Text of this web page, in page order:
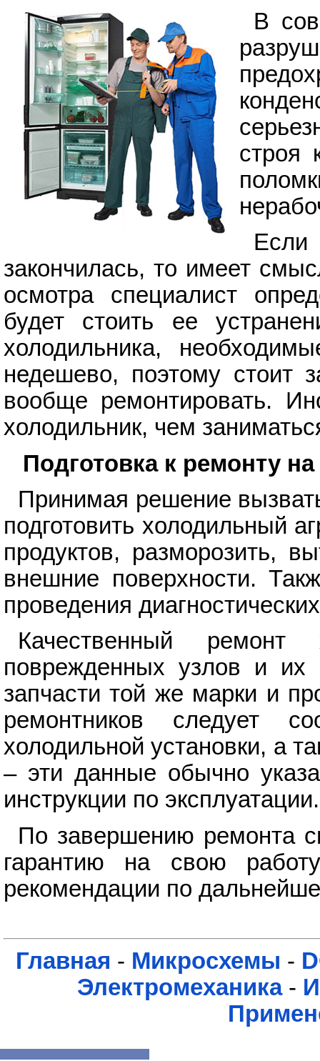
В
строя
закончилась, то имеет
осмотра специалист
будет стоить ее
холодильника,
недешево, поэтому стоит
вообще ремонтировать.
холодильник, чем
Подготовка к ремонту
Принимая решение
подготовить холодильный
продуктов, разморозить,
внешние поверхности.
проведения
Качественный
поврежденных узлов и их
запчасти той же марки и
ремонтников следует
холодильной установки, а
– эти данные обычно
инструкции по эксплуатации.
По завершению ремонта
гарантию на свою
рекомендации по
Главная - Микросхемы -
Электромеханика-